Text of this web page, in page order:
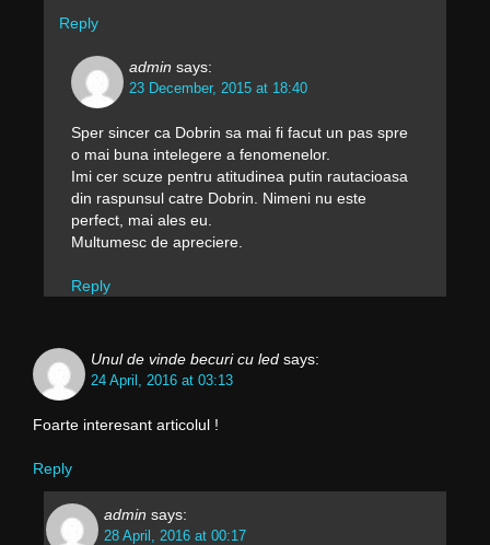
Reply
admin says:
23 December, 2015 at 18:40
Sper sincer ca Dobrin sa mai fi facut un pas spre
o mai buna intelegere a fenomenelor.
Imi cer scuze pentru atitudinea putin rautacioasa
din raspunsul catre Dobrin. Nimeni nu este
perfect, mai ales eu.
Multumesc de apreciere.
Reply
Unul de vinde becuri cu led says:
24 April, 2016 at 03:13
Foarte interesant articolul !
Reply
admin says:
28 April, 2016 at 00:17